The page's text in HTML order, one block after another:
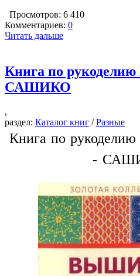
Просмотров: 6 410
Комментариев: 0
Читать дальше
Книга по
САШИКО
,
раздел: Каталог книг /Разные
Книга по
-